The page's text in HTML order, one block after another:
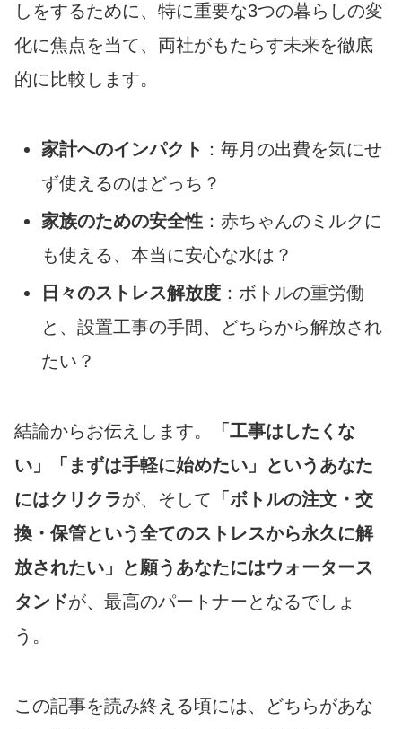
しをするために、特に重要な3つの暮らしの変
化に焦点を当て、両社がもたらす未来を徹底
的に比較します。
家計へのインパクト ：毎月の出費を気にせ
ず使えるのはどっち？
家族のための安全性 ：赤ちゃんのミルクに
も使える、本当に安心な水は？
日々のストレス解放度 ：ボトルの重労働
と、設置工事の手間、どちらから解放され
たい？
結論からお伝えします。
「工事はしたくな
い」「まずは手軽に始めたい」というあなた
にはクリクラが、そして 「ボトルの注文・交
換・保管という全てのストレスから永久に解
放されたい」と願うあなたにはウォータース
タンドが、最高のパートナーとなるでしょ
う。
この記事を読み終える頃には、どちらがあな